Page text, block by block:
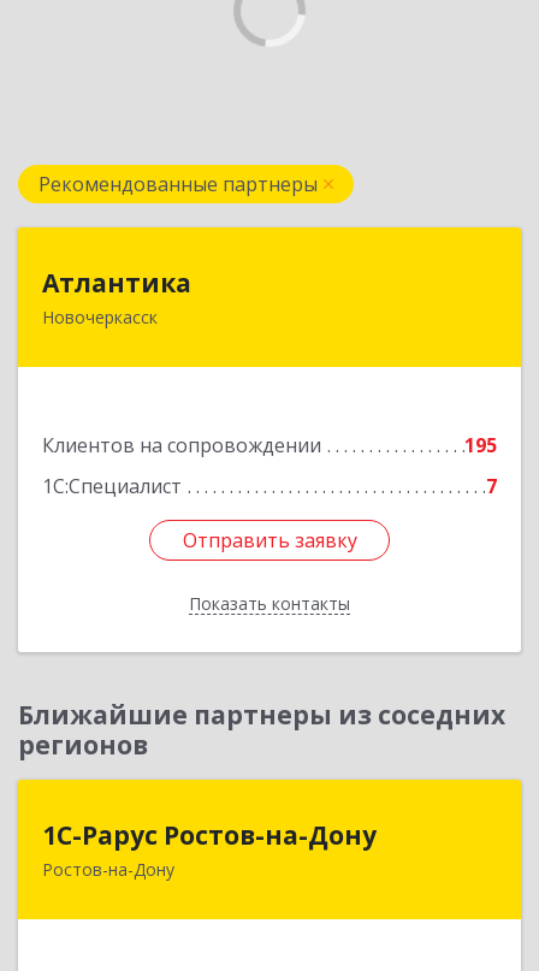
Рекомендованные партнеры
Атлантика
Новочеркасск
Клиентов на сопровождении
195
1С:Специалист
7
Отправить заявку
Показать контакты
346428, Ростовская обл, Новочеркасск г,
Отправить заявку
Назад
Ближайшие партнеры из соседних
регионов
1С-Рарус Ростов-на-Дону
Ростов-на-Дону
344002, Ростовская обл, г.о. город Ростов-на-